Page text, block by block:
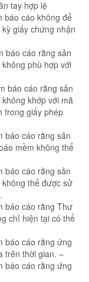
tay hợp lệ
báo cáo không để
giấy chứng nhận
báo cáo rằng sản
phù hợp với
báo cáo rằng sản
khớp với mã
trong giấy phép
báo cáo rằng sản
mềm không thể
báo cáo rằng sản
thể được sử
báo cáo rằng Thư
chỉ hiện tại có thể
báo cáo rằng ứng
trên thời gian. –
báo cáo rằng ứng